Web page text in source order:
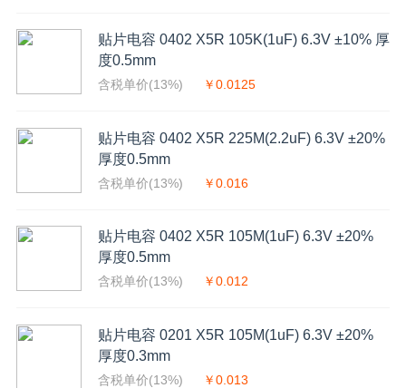
贴片电容 0402 X5R 105K(1uF) 6.3V ±10% 厚
度0.5mm
含税单价(13%) ￥0.0125
贴片电容 0402 X5R 225M(2.2uF) 6.3V ±20%
厚度0.5mm
含税单价(13%) ￥0.016
贴片电容 0402 X5R 105M(1uF) 6.3V ±20%
厚度0.5mm
含税单价(13%) ￥0.012
贴片电容 0201 X5R 105M(1uF) 6.3V ±20%
厚度0.3mm
含税单价(13%) ￥0.013